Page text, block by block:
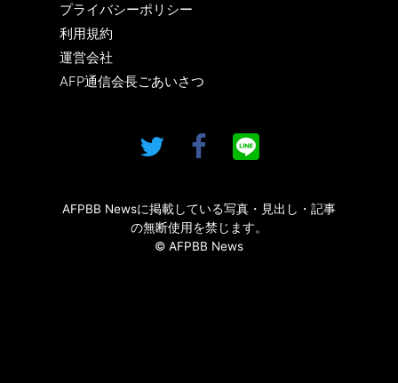
プライバシーポリシー
利用規約
運営会社
AFP通信会長ごあいさつ
AFPBB Newsに掲載している写真・見出し・記事
の無断使用を禁じます。
© AFPBB News